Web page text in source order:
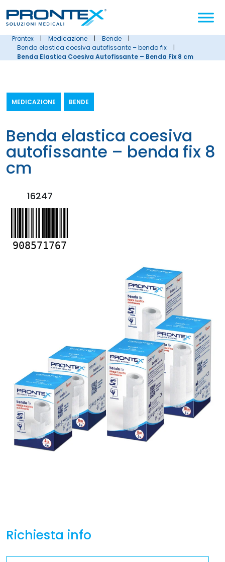
sito
prontex | medicazione | bende
|
benda elastica coesiva autofissante – benda fix
|
Benda Elastica Coesiva Autofissante – Benda Fix 8 cm
MEDICAZIONE BENDE
benda elastica coesiva
autofissante – benda fix 8
cm
16247
908571767
Richiesta info